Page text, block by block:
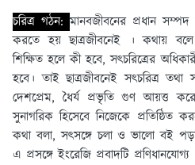
চরিত্র গঠন:মানবজীবনের প্রধান
করতে হয় ছাত্রজীবনেই । কথায় বলে
শিক্ষিত হলে কী হবে, সৎচরিত্রের
হবে। তাই ছাত্রজীবনেই সৎচরিত্র তথা
দেশপ্রেম, ধৈর্য প্রভৃতি গুণ আয়ত্ত
সুনাগরিক হিসেবে নিজেকে প্রতিষ্ঠিত
কথা বলা, সৎসঙ্গে চলা ও ভালাে বই
এ প্রসঙ্গে ইংরেজি প্রবাদটি প্রণিধানযােগ্য